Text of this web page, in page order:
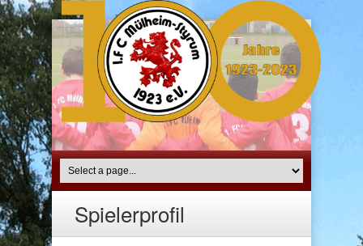
Spielerprofil